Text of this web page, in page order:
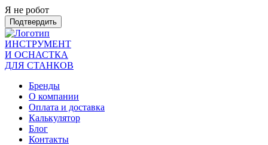
Я не робот
Подтвердить
ИНСТРУМЕНТ
И ОСНАСТКА
ДЛЯ СТАНКОВ
Бренды
О компании
Оплата и доставка
Калькулятор
Блог
Контакты